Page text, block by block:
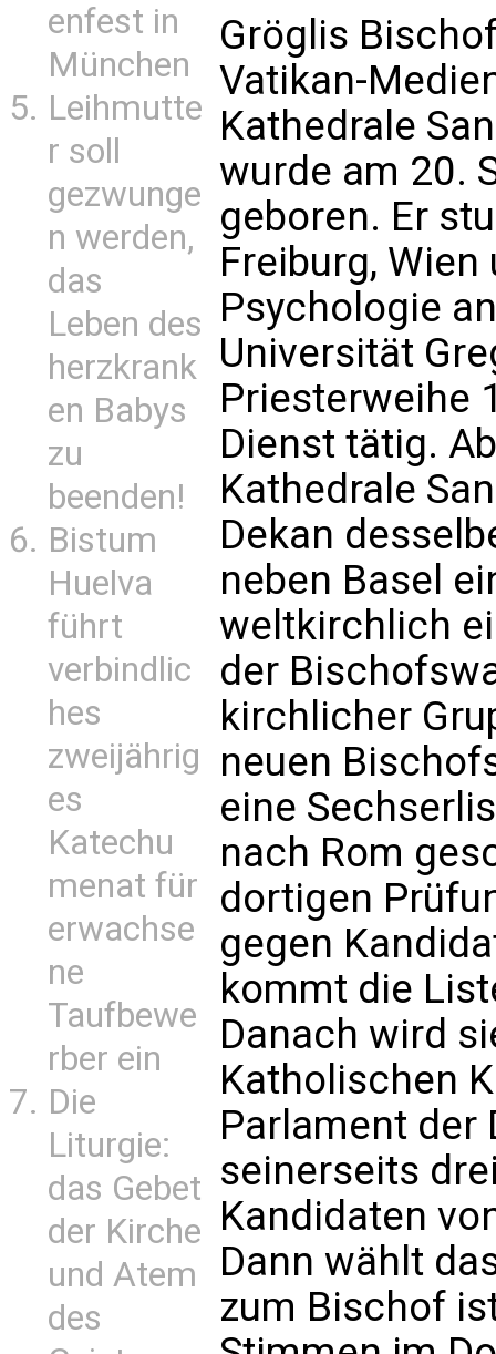
enfest in
München
Leihmutte
r soll
gezwunge
n werden,
das
Leben des
herzkrank
en Babys
zu
beenden!
Bistum
Huelva
führt
verbindlic
hes
zweijährig
es
Katechu
menat für
erwachse
ne
Taufbewe
rber ein
Die
Liturgie:
das Gebet
der Kirche
und Atem
des
Gröglis
Vatikan-
Kathedrale
wurde am 20.
geboren. Er
Freiburg,
Psychologie
Universität
Priesterweihe
Dienst tätig.
Kathedrale
Dekan
neben Basel
weltkirchlich
der
kirchlicher
neuen
eine
nach Rom
dortigen
gegen
kommt die
Danach wird
Katholischen
Parlament der
seinerseits
Kandidaten
Dann wählt
zum Bischof